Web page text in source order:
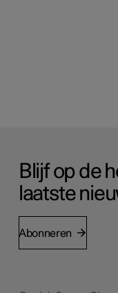
Blijf op de
laatste
Abonneren